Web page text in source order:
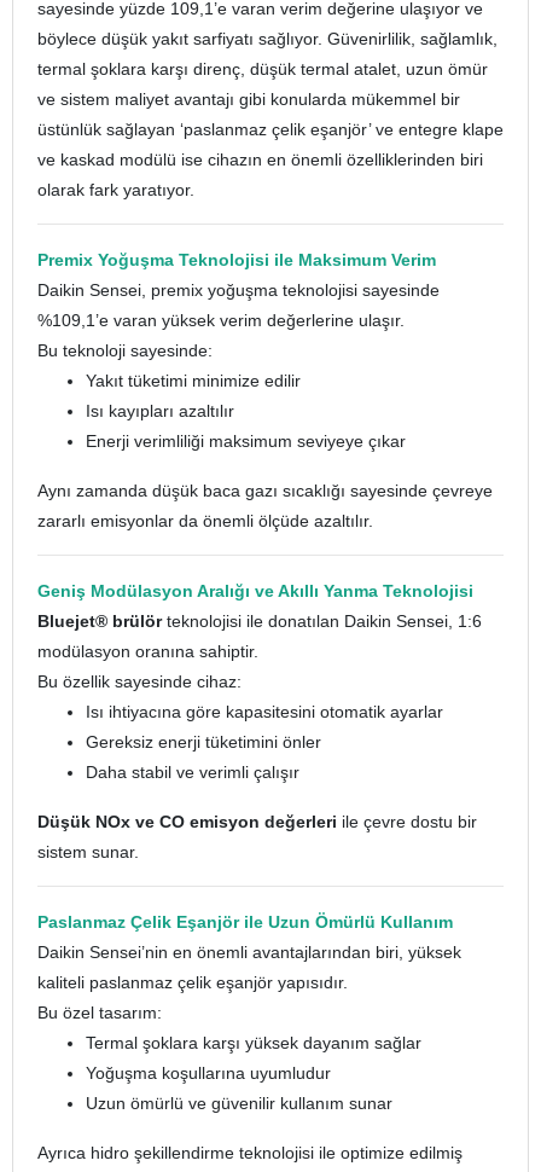
sayesinde yüzde 109,1’e varan verim değerine ulaşıyor ve
böylece düşük yakıt sarfiyatı sağlıyor. Güvenirlilik, sağlamlık,
termal şoklara karşı direnç, düşük termal atalet, uzun ömür
ve sistem maliyet avantajı gibi konularda mükemmel bir
üstünlük sağlayan ‘paslanmaz çelik eşanjör’ ve entegre klape
ve kaskad modülü ise cihazın en önemli özelliklerinden biri
olarak fark yaratıyor.
Premix Yoğuşma Teknolojisi ile Maksimum Verim
Daikin Sensei, premix yoğuşma teknolojisi sayesinde
%109,1’e varan yüksek verim değerlerine ulaşır.
Bu teknoloji sayesinde:
Yakıt tüketimi minimize edilir
Isı kayıpları azaltılır
Enerji verimliliği maksimum seviyeye çıkar
Aynı zamanda düşük baca gazı sıcaklığı sayesinde çevreye
zararlı emisyonlar da önemli ölçüde azaltılır.
Geniş Modülasyon Aralığı ve Akıllı Yanma Teknolojisi
Bluejet® brülörteknolojisi ile donatılan Daikin Sensei, 1:6
modülasyon oranına sahiptir.
Bu özellik sayesinde cihaz:
Isı ihtiyacına göre kapasitesini otomatik ayarlar
Gereksiz enerji tüketimini önler
Daha stabil ve verimli çalışır
Düşük NOx ve CO emisyon değerleri ile çevre dostu bir
sistem sunar.
Paslanmaz Çelik Eşanjör ile Uzun Ömürlü Kullanım
Daikin Sensei’nin en önemli avantajlarından biri, yüksek
kaliteli paslanmaz çelik eşanjör yapısıdır.
Bu özel tasarım:
Termal şoklara karşı yüksek dayanım sağlar
Yoğuşma koşullarına uyumludur
Uzun ömürlü ve güvenilir kullanım sunar
Ayrıca hidro şekillendirme teknolojisi ile optimize edilmiş